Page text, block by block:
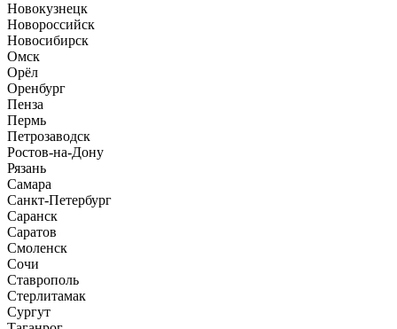
Новокузнецк
Новороссийск
Новосибирск
Омск
Орёл
Оренбург
Пенза
Пермь
Петрозаводск
Ростов-на-Дону
Рязань
Самара
Санкт-Петербург
Саранск
Саратов
Смоленск
Сочи
Ставрополь
Стерлитамак
Сургут